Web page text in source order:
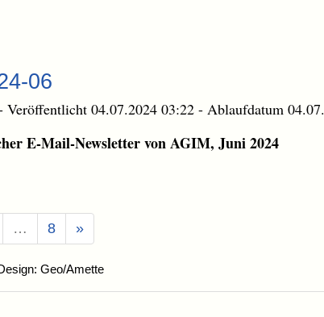
06
Veröffentlicht 04.07.2024 03:22 - Ablaufdatum
E-Mail-Newsletter von AGIM, Juni 2024
… 8 »
Geo/Amette